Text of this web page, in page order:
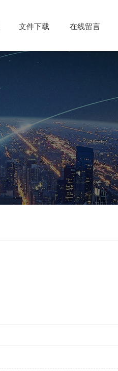
文件下载
文件下载 在线留言
在线留言